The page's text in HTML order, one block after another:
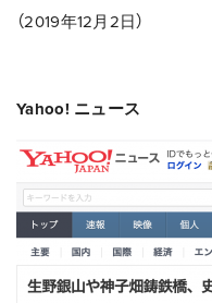
（2019年12月2日）
Yahoo! ニュース